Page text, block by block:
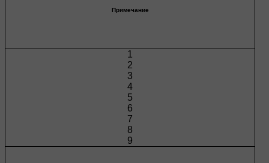
Примечание
1
2
3
4
5
6
7
8
9